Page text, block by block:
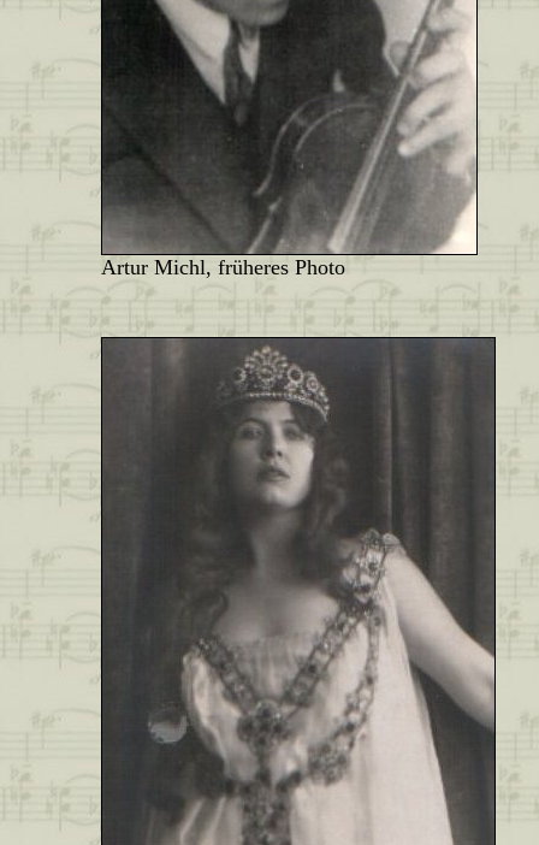
Artur Michl, früheres Photo